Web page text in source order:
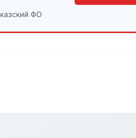
ФО